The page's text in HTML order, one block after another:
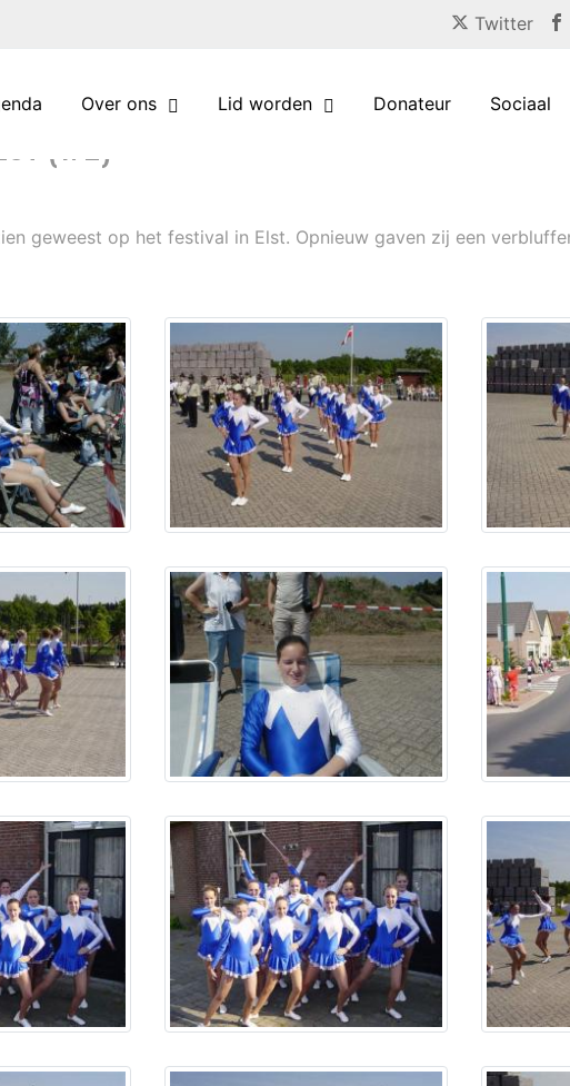
Twitter
Over ons Lid worden Donateur Sociaal
(1/2)
geweest op het festival in Elst. Opnieuw gaven zij een